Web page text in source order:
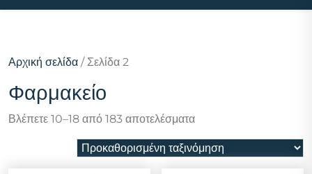
Αρχική σελίδα / Σελίδα 2
Φαρμακείο
Βλέπετε 10–18 από 183 αποτελέσματα